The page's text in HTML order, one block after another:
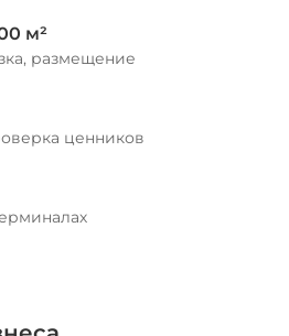
м²
размещение
ценников